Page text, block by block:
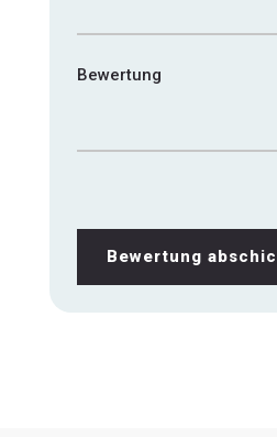
Bewertung
Bewertung